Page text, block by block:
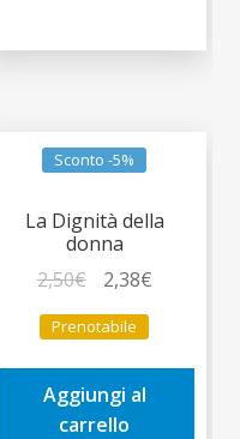
Sconto -5%
La Dignità della
donna
2,50€
prezzo
originale
era:
2,50€.
2,38€Il
è:
Prenotabile
Aggiungi al
carrello